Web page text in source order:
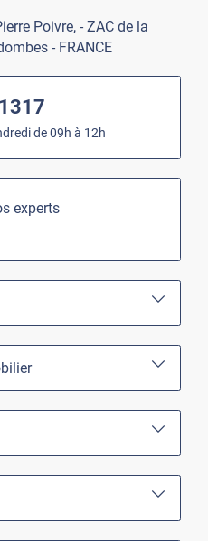
Poivre, - ZAC de la
- FRANCE
de 09h à 12h
experts